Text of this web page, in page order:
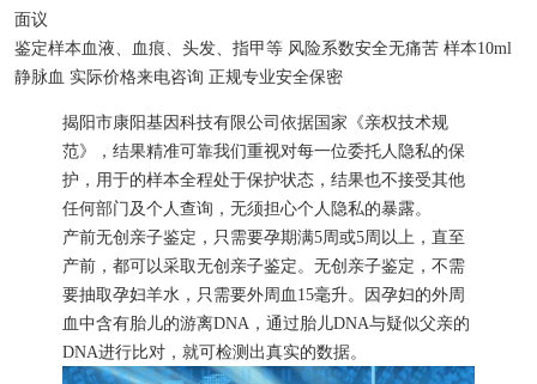
面议
鉴定样本血液、血痕、头发、指甲等 风险系数安全无痛苦 样本10ml
静脉血 实际价格来电咨询 正规专业安全保密
揭阳市康阳基因科技有限公司依据国家《亲权技术规
范》，结果精准可靠我们重视对每一位委托人隐私的保
护，用于的样本全程处于保护状态，结果也不接受其他
任何部门及个人查询，无须担心个人隐私的暴露。
产前无创亲子鉴定，只需要孕期满5周或5周以上，直至
产前，都可以采取无创亲子鉴定。无创亲子鉴定，不需
要抽取孕妇羊水，只需要外周血15毫升。因孕妇的外周
血中含有胎儿的游离DNA，通过胎儿DNA与疑似父亲的
DNA进行比对，就可检测出真实的数据。